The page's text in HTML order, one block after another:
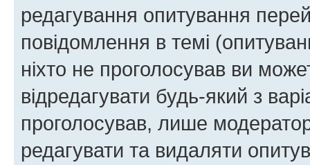
редагування опитування
повідомлення в темі
ніхто не проголосував ви
відредагувати будь-який з
проголосував, лише
редагувати та видаляти